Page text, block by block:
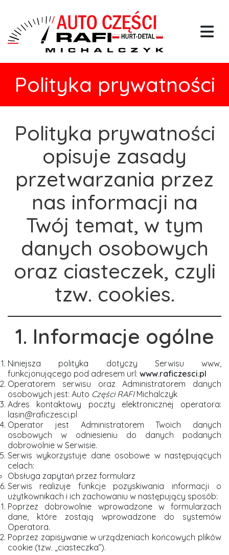
Polityka prywatności
Polityka prywatności
opisuje zasady
przetwarzania przez
nas informacji na
Twój temat, w tym
danych osobowych
oraz ciasteczek, czyli
tzw. cookies.
1. Informacje ogólne
Niniejsza polityka dotyczy Serwisu www,
funkcjonującego pod adresem url: www.raficzesci.pl
Operatorem serwisu oraz Administratorem danych
osobowych jest: Auto Części RAFIMichalczyk
Adres kontaktowy poczty elektronicznej operatora:
lasin@raficzesci.pl
Operator jest Administratorem Twoich danych
osobowych w odniesieniu do danych podanych
dobrowolnie w Serwisie.
Serwis wykorzystuje dane osobowe w następujących
celach:
Obsługa zapytań przez formularz
Serwis realizuje funkcje pozyskiwania informacji o
użytkownikach i ich zachowaniu w następujący sposób:
Poprzez dobrowolnie wprowadzone w formularzach
dane, które zostają wprowadzone do systemów
Operatora.
Poprzez zapisywanie w urządzeniach końcowych plików
cookie (tzw. „ciasteczka”).